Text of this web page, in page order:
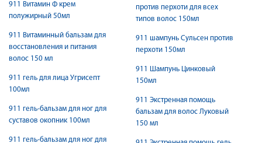
911 Витамин Ф крем
полужирный 50мл
911 Витаминный бальзам для
восстановления и питания
волос 150 мл
911 гель для лица Угрисепт
100мл
911 гель-бальзам для ног для
суставов окопник 100мл
911 гель-бальзам для ног для
против перхоти для всех
типов волос 150мл
911 шампунь Сульсен против
перхоти 150мл
911 Шампунь Цинковый
150мл
911 Экстренная помощь
бальзам для волос Луковый
150 мл